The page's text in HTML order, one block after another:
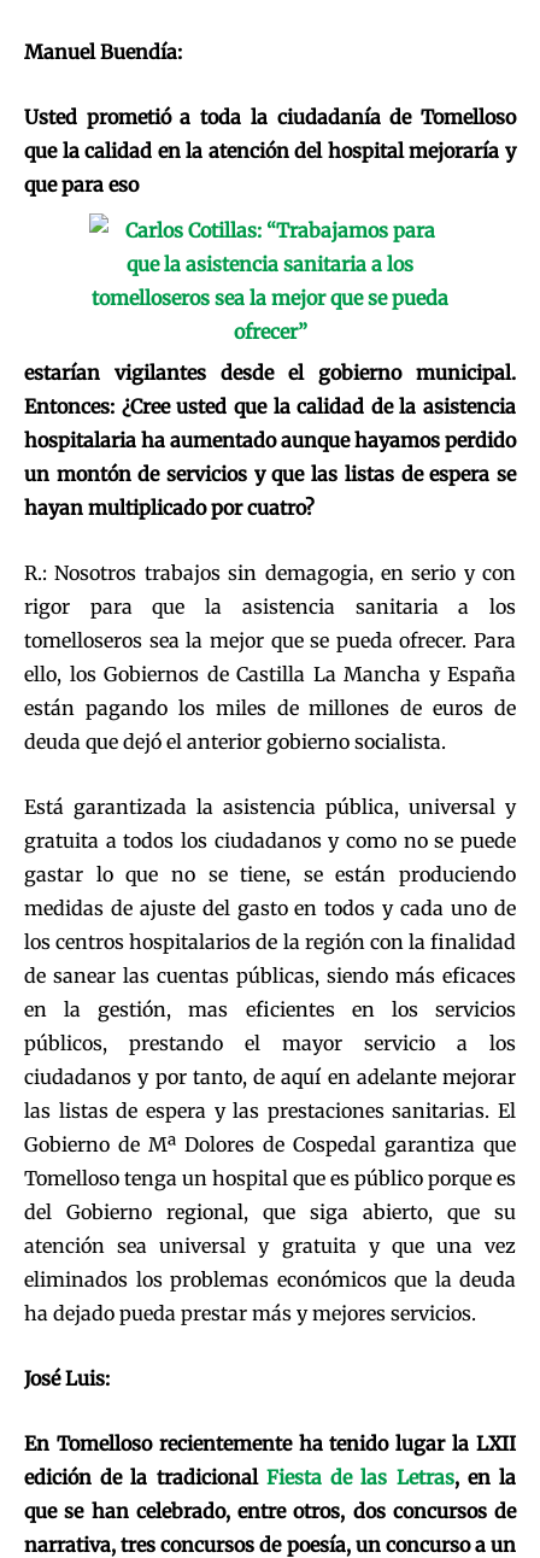
Manuel Buendía:
Usted prometió a toda la ciudadanía de Tomelloso
que la calidad en la atención del hospital mejoraría y
que para eso
estarían vigilantes desde el gobierno municipal.
Entonces: ¿Cree usted que la calidad de la asistencia
hospitalaria ha aumentado aunque hayamos perdido
un montón de servicios y que las listas de espera se
hayan multiplicado por cuatro?
R.: Nosotros trabajos sin demagogia, en serio y con
rigor para que la asistencia sanitaria a los
tomelloseros sea la mejor que se pueda ofrecer. Para
ello, los Gobiernos de Castilla La Mancha y España
están pagando los miles de millones de euros de
deuda que dejó el anterior gobierno socialista.
Está garantizada la asistencia pública, universal y
gratuita a todos los ciudadanos y como no se puede
gastar lo que no se tiene, se están produciendo
medidas de ajuste del gasto en todos y cada uno de
los centros hospitalarios de la región con la finalidad
de sanear las cuentas públicas, siendo más eficaces
en la gestión, mas eficientes en los servicios
públicos, prestando el mayor servicio a los
ciudadanos y por tanto, de aquí en adelante mejorar
las listas de espera y las prestaciones sanitarias. El
Gobierno de Mª Dolores de Cospedal garantiza que
Tomelloso tenga un hospital que es público porque es
del Gobierno regional, que siga abierto, que su
atención sea universal y gratuita y que una vez
eliminados los problemas económicos que la deuda
ha dejado pueda prestar más y mejores servicios.
José Luis:
En Tomelloso recientemente ha tenido lugar la LXII
edición de la tradicional Fiesta de las Letras, en la
que se han celebrado, entre otros, dos concursos de
narrativa, tres concursos de poesía, un concurso a un